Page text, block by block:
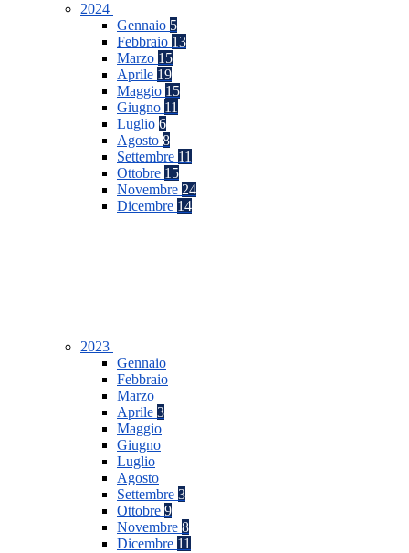
2024
Gennaio 5
Febbraio 13
Marzo 15
Aprile 19
Maggio 15
Giugno 11
Luglio 6
Agosto 8
Settembre 11
Ottobre 15
Novembre 24
Dicembre 14
2023
Gennaio
Febbraio
Marzo
Aprile 3
Maggio
Giugno
Luglio
Agosto
Settembre 3
Ottobre 9
Novembre 8
Dicembre 11